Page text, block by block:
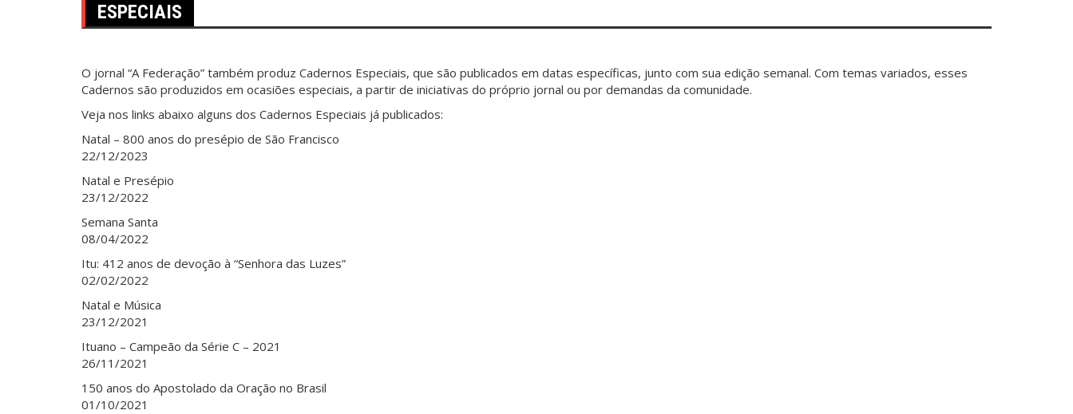
ESPECIAIS
O jornal “A Federação” também produz Cadernos Especiais, que são publicados em datas específicas, junto com sua edição semanal. Com temas variados, esses
Cadernos são produzidos em ocasiões especiais, a partir de iniciativas do próprio jornal ou por demandas da comunidade.
Veja nos links abaixo alguns dos Cadernos Especiais já publicados:
Natal – 800 anos do presépio de São Francisco
22/12/2023
Natal e Presépio
23/12/2022
Semana Santa
08/04/2022
Itu: 412 anos de devoção à “Senhora das Luzes”
02/02/2022
Natal e Música
23/12/2021
Ituano – Campeão da Série C – 2021
26/11/2021
150 anos do Apostolado da Oração no Brasil
01/10/2021